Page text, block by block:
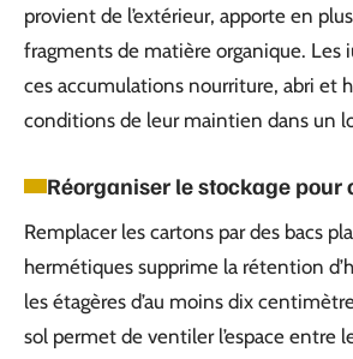
provient de l’extérieur, apporte en
fragments de matière organique. Les
ces accumulations nourriture, abri et
conditions de leur maintien dans un
Réorganiser le stockage pour
Remplacer les cartons par des bacs
hermétiques supprime la rétention
les étagères d’au moins dix
sol permet de ventiler l’espace entre